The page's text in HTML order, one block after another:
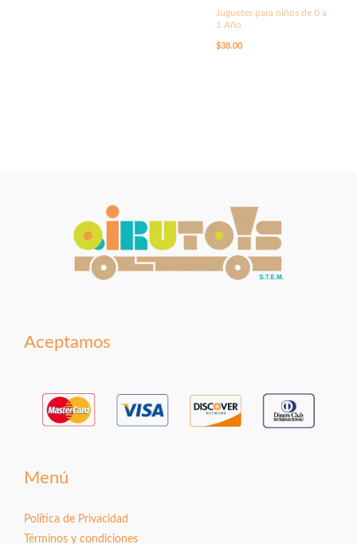
Juguetes para niños de 0 a
1 Año
$38.00
Aceptamos
Menú
Política de Privacidad
Términos y condiciones